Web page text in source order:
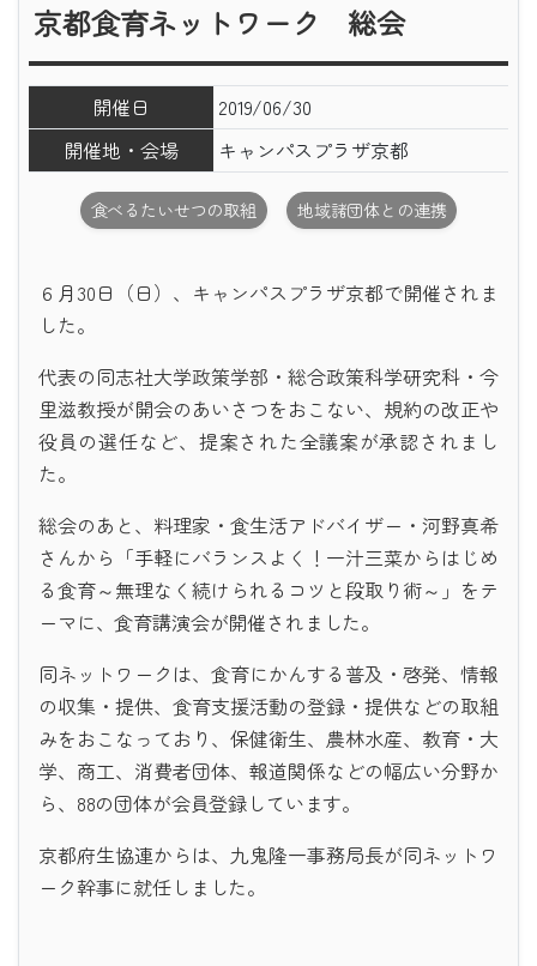
京都食育ネットワーク 総会
開催日
2019/06/30
開催地・会場
キャンパスプラザ京都
食べるたいせつの取組 地域諸団体との連携
６月30日（日）、キャンパスプラザ京都で開催されま
した。
代表の同志社大学政策学部・総合政策科学研究科・今
里滋教授が開会のあいさつをおこない、規約の改正や
役員の選任など、提案された全議案が承認されまし
た。
総会のあと、料理家・食生活アドバイザー・河野真希
さんから「手軽にバランスよく！一汁三菜からはじめ
る食育～無理なく続けられるコツと段取り術～」をテ
ーマに、食育講演会が開催されました。
同ネットワークは、食育にかんする普及・啓発、情報
の収集・提供、食育支援活動の登録・提供などの取組
みをおこなっており、保健衛生、農林水産、教育・大
学、商工、消費者団体、報道関係などの幅広い分野か
ら、88の団体が会員登録しています。
京都府生協連からは、九鬼隆一事務局長が同ネットワ
ーク幹事に就任しました。